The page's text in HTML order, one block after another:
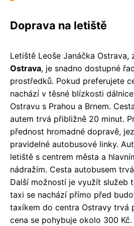
Doprava na letiště
Letiště Leoše Janáčka Ostrava,
Ostrava, je snadno dostupné
prostředků. Pokud preferujete
nachází v těsné blízkosti
Ostravu s Prahou a Brnem.
autem trvá přibližně 20 minut.
přednost hromadné dopravě,
pravidelné autobusové linky.
letiště s centrem města a
nádražím. Cesta autobusem
Další možností je využít služeb
taxi se nachází přímo před
taxíkem do centra Ostravy trvá
cena se pohybuje okolo 300